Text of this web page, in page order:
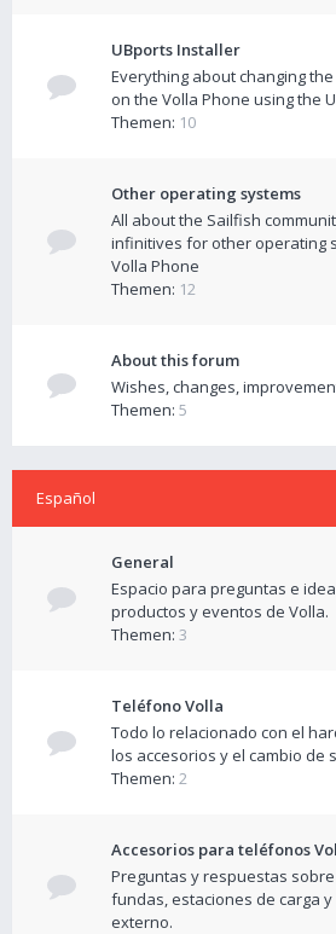
UBports Installer
Everything about changing
on the Volla Phone using the
Themen: 10
Other operating systems
All about the Sailfish
infinitives for other operating
Volla Phone
Themen: 12
About this forum
Wishes, changes,
Themen: 5
Español
General
Espacio para preguntas e
productos y eventos de Volla.
Themen: 3
Teléfono Volla
Todo lo relacionado con el
los accesorios y el cambio de
Themen: 2
Accesorios para teléfonos
Preguntas y respuestas
fundas, estaciones de carga
externo.